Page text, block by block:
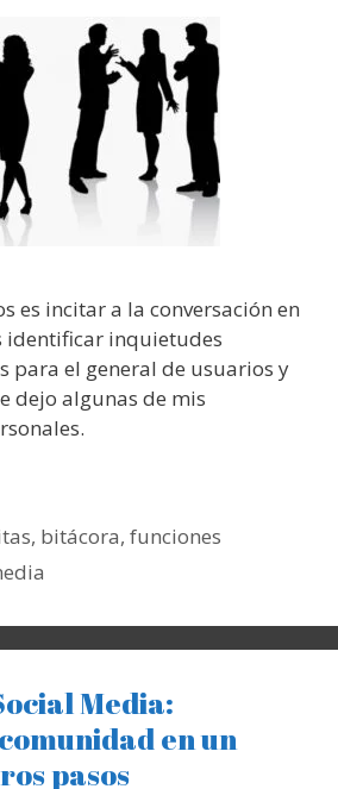
es incitar a la conversación en
identificar inquietudes
para el general de usuarios y
dejo algunas de mis
, bitácora,funciones
Media:
en un
pasos